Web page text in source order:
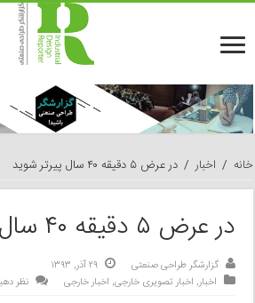
خانه / اخبار / در عرض ۵ دقیقه ۴۰ سال پیرتر شوید
در عرض ۵ دقیقه ۴۰ سال پیرتر شوید
گزارشگر طراحی صنعتی
۲۹ آذر, ۱۳۹۳
اخبار, اخبار تصویری خارجی, اخبار خارجی نظر